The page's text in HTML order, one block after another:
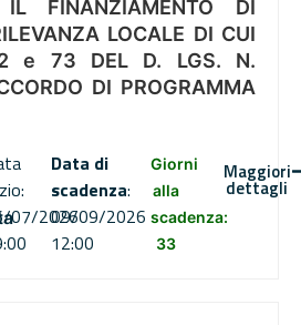
FINANZIAMENTO DI
LOCALE DI CUI
e 73 DEL D. LGS. N.
DI PROGRAMMA
07/2026
Data di
scadenza:
09/09/2026
12:00
Giorni
alla
scadenza:
33
Maggiori
dettagli